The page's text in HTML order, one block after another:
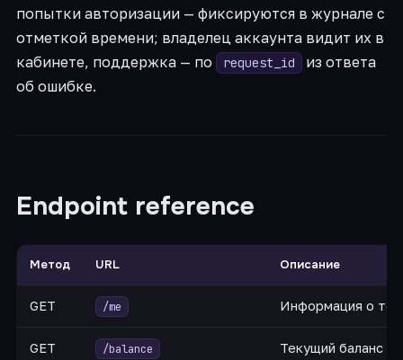
попытки авторизации — фиксируются в журнале с
отметкой времени; владелец аккаунта видит их в
кабинете, поддержка — по
request_id
из ответа
об ошибке.
Endpoint reference
Метод URL Описание
GET /me Информация о
GET /balance Текущий баланс